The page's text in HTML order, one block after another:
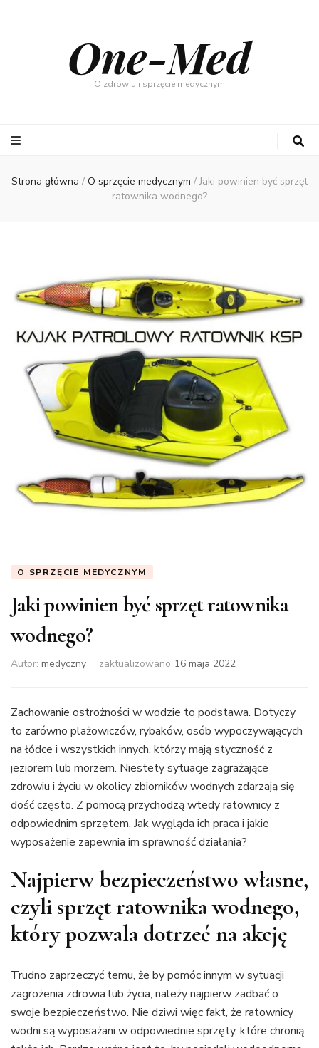
One-Med
O zdrowiu i sprzęcie medycznym
Strona główna / O sprzęcie medycznym / Jaki powinien być sprzęt
ratownika wodnego?
O SPRZĘCIE MEDYCZNYM
Jaki powinien być sprzęt ratownika
wodnego?
Autor: medyczny zaktualizowano 16 maja 2022
Zachowanie ostrożności w wodzie to podstawa. Dotyczy
to zarówno plażowiczów, rybaków, osób wypoczywających
na łódce i wszystkich innych, którzy mają styczność z
jeziorem lub morzem. Niestety sytuacje zagrażające
zdrowiu i życiu w okolicy zbiorników wodnych zdarzają się
dość często. Z pomocą przychodzą wtedy ratownicy z
odpowiednim sprzętem. Jak wygląda ich praca i jakie
wyposażenie zapewnia im sprawność działania?
Najpierw bezpieczeństwo własne,
czyli sprzęt ratownika wodnego,
który pozwala dotrzeć na akcję
Trudno zaprzeczyć temu, że by pomóc innym w sytuacji
zagrożenia zdrowia lub życia, należy najpierw zadbać o
swoje bezpieczeństwo. Nie dziwi więc fakt, że ratownicy
wodni są wyposażani w odpowiednie sprzęty, które chronią